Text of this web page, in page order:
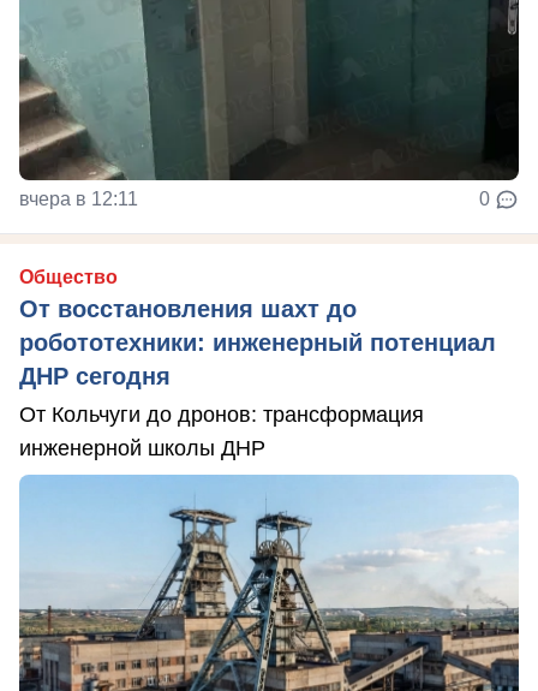
вчера в 12:11 0
Общество
От восстановления шахт до
робототехники: инженерный потенциал
ДНР сегодня
От Кольчуги до дронов: трансформация
инженерной школы ДНР